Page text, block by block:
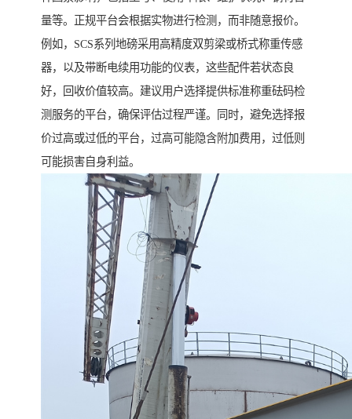
量等。正规平台会根据实物进行检测，而非随意报价。
例如，SCS系列地磅采用高精度双剪梁或桥式称重传感
器，以及带断电续用功能的仪表，这些配件若状态良
好，回收价值较高。建议用户选择提供标准称重砝码检
测服务的平台，确保评估过程严谨。同时，避免选择报
价过高或过低的平台，过高可能隐含附加费用，过低则
可能损害自身利益。